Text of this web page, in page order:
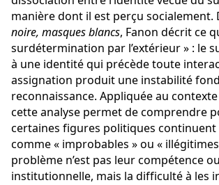
manière dont il est perçu socialement.
noire, masques blancs, Fanon décrit ce
surdétermination par l’extérieur » : le
à une identité qui précède toute
assignation produit une instabilité
reconnaissance. Appliquée au
cette analyse permet de comprendre
certaines figures politiques continuent
comme « improbables » ou « illégitimes
problème n’est pas leur compétence
institutionnelle, mais la difficulté à les